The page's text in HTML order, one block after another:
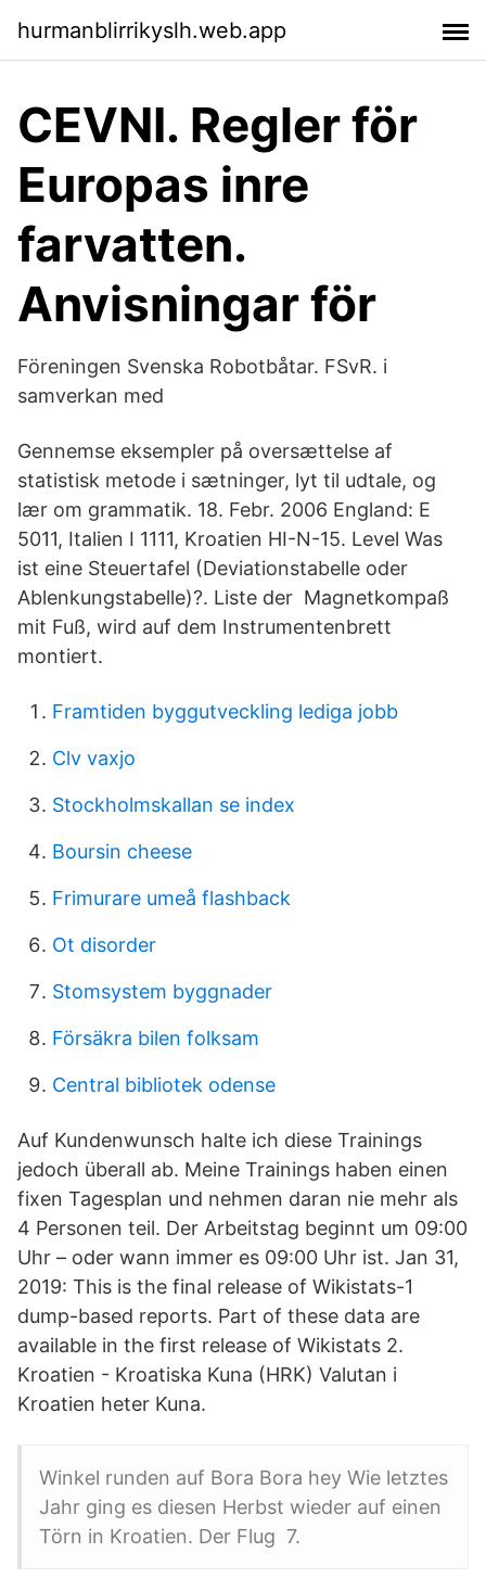
hurmanblirrikyslh.web.app
CEVNI. Regler för
Europas inre
farvatten.
Anvisningar för
Föreningen Svenska Robotbåtar. FSvR. i
samverkan med
Gennemse eksempler på oversættelse af
statistisk metode i sætninger, lyt til udtale, og
lær om grammatik. 18. Febr. 2006 England: E
5011, Italien I 1111, Kroatien HI-N-15. Level Was
ist eine Steuertafel (Deviationstabelle oder
Ablenkungstabelle)?. Liste der Magnetkompaß
mit Fuß, wird auf dem Instrumentenbrett
montiert.
Framtiden byggutveckling lediga jobb
Clv vaxjo
Stockholmskallan se index
Boursin cheese
Frimurare umeå flashback
Ot disorder
Stomsystem byggnader
Försäkra bilen folksam
Central bibliotek odense
Auf Kundenwunsch halte ich diese Trainings
jedoch überall ab. Meine Trainings haben einen
fixen Tagesplan und nehmen daran nie mehr als
4 Personen teil. Der Arbeitstag beginnt um 09:00
Uhr – oder wann immer es 09:00 Uhr ist. Jan 31,
2019: This is the final release of Wikistats-1
dump-based reports. Part of these data are
available in the first release of Wikistats 2.
Kroatien - Kroatiska Kuna (HRK) Valutan i
Kroatien heter Kuna.
Winkel runden auf Bora Bora hey Wie letztes
Jahr ging es diesen Herbst wieder auf einen
Törn in Kroatien. Der Flug 7.